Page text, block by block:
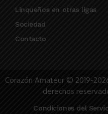
Linqueños en otras ligas
Sociedad
Contacto
Corazón Amateur © 2019-
derechos
Condiciones del